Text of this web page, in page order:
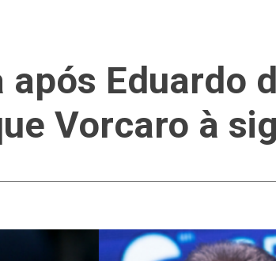
após Eduardo
Vorcaro à